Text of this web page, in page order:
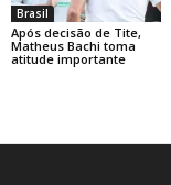
Brasil
Após decisão de Tite,
Matheus Bachi toma
atitude importante